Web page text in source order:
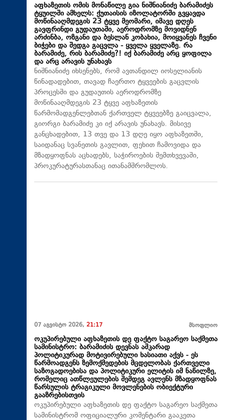
აფხაზეთის ომის მონაწილე გია ნიშნიანიძე ბარამიძეს
ტყუილში ამხელს: ქუთაისის იზოლატორში გვყავდა
მოწინააღმდეგის 23 ტყვე მეომარი, იმავე დღეს
გავფრინდი გუდაუთაში, აეროდრომზე მოვიდნენ
არძინბა, ოზგანი და ბესლან კობახია, მოიყვანეს ჩვენი
ბიჭები და შედგა გაცვლა - ყველა ყველაზე. რა
ბარამიძე, რის ბარამიძე?! იქ ბარამიძე არც ყოფილა
და არც არავის უნახავს
ნიშნიანიძე იხსენებს, რომ ავთანდილ იოსელიანის
წინადადებით, თავად ჩაერთო ტყვეების გაცვლის
პროცესში და გუდაუთის აეროდრომზე
მოწინააღმდეგის 23 ტყვე აფხაზეთის
წარმომადგენლებთან ქართველ ტყვეებზე გაიცვალა,
გიორგი ბარამიძე კი იქ არავის უნახავს. მისივე
განცხადებით, 13 თვე და 13 დღე იყო აფხაზეთში,
საიდანაც სვანეთის გავლით, ფეხით ჩამოვიდა და
მზადყოფნას აცხადებს, საჭიროების შემთხვევაში,
პროკურატურასთანაც ითანამშრომლოს.
07 აგვისტო 2026, 21:17 მსოფლიო
ოკუპირებული აფხაზეთის დე ფაქტო საგარეო საქმეთა
სამინისტრო: ბარამიძის დევნას აშკარად
პოლიტიკურად მოტივირებული ხასიათი აქვს - ეს
წარმოადგენს ზემოქმედების მცდელობას ქართველი
საზოგადოებისა და პოლიტიკური ელიტის იმ ნაწილზე,
რომელიც ათწლეულების შემდეგ ავლენს მზადყოფნას
წარსულის ტრაგიკული მოვლენების ობიექტური
გააზრებისთვის
ოკუპირებული აფხაზეთის დე ფაქტო საგარეო საქმეთა
სამინისტრომ ოფიციალური კომენტარი გააკეთა